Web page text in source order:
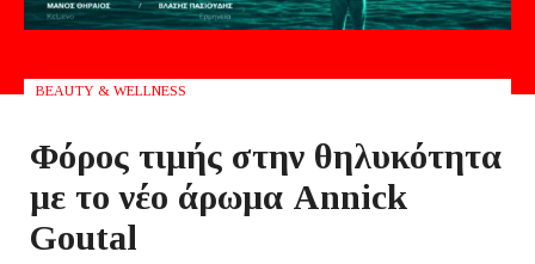
BEAUTY & WELLNESS
Φόρος τιμής στην θηλυκότητα
με το νέο άρωμα Annick
Goutal